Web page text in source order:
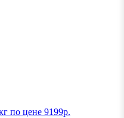
по цене 9199р.